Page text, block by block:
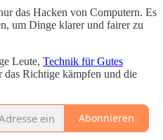
das Hacken von Computern. Es
um Dinge klarer und fairer zu
Leute, Technik für Gutes
das Richtige kämpfen und die
Abonnieren